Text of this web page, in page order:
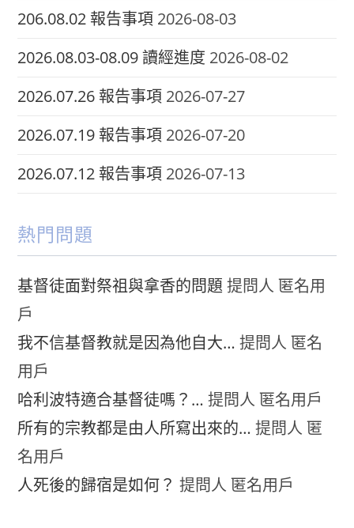
206.08.02 報告事項 2026-08-03
2026.08.03-08.09 讀經進度 2026-08-02
2026.07.26 報告事項 2026-07-27
2026.07.19 報告事項 2026-07-20
2026.07.12 報告事項 2026-07-13
熱門問題
基督徒面對祭祖與拿香的問題 提問人 匿名用
戶
我不信基督教就是因為他自大… 提問人 匿名
用戶
哈利波特適合基督徒嗎？… 提問人 匿名用戶
所有的宗教都是由人所寫出來的… 提問人 匿
名用戶
人死後的歸宿是如何？ 提問人 匿名用戶